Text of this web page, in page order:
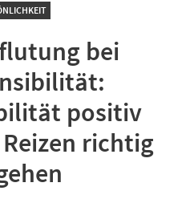
bei
positiv
richtig